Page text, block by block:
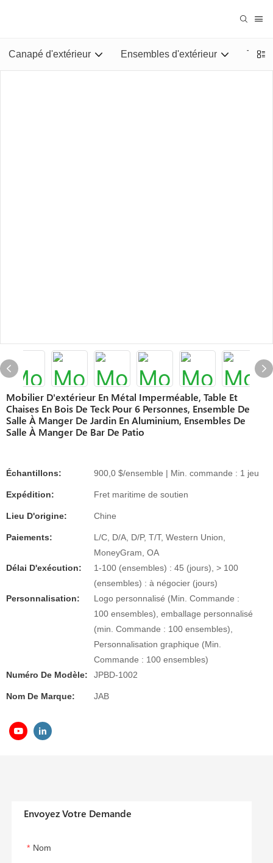
Canapé d'extérieur Ensembles d'extérieur
Mobilier D'extérieur En Métal Imperméable, Table Et
Chaises En Bois De Teck Pour 6 Personnes, Ensemble De
Salle À Manger De Jardin En Aluminium, Ensembles De
Salle À Manger De Bar De Patio
Échantillons: 900,0 $/ensemble | Min. commande : 1 jeu
Expédition: Fret maritime de soutien
Lieu D'origine: Chine
Paiements:
L/C, D/A, D/P, T/T, Western Union,
MoneyGram, OA
Délai D'exécution:
1-100 (ensembles) : 45 (jours), > 100
(ensembles) : à négocier (jours)
Personnalisation:
Logo personnalisé (Min. Commande :
100 ensembles), emballage personnalisé
(min. Commande : 100 ensembles),
Personnalisation graphique (Min.
Commande : 100 ensembles)
Numéro De Modèle:
JPBD-1002
Nom De Marque: JAB
Envoyez Votre Demande
Nom